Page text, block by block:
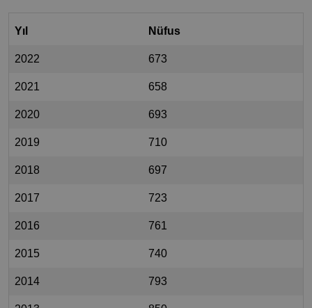
Yıl Nüfus
2022 673
2021 658
2020 693
2019 710
2018 697
2017 723
2016 761
2015 740
2014 793